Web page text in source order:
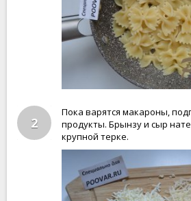
2
Пока варятся макароны,
продукты. Брынзу и сыр
крупной терке.